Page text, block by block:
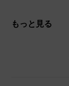
もっと見る